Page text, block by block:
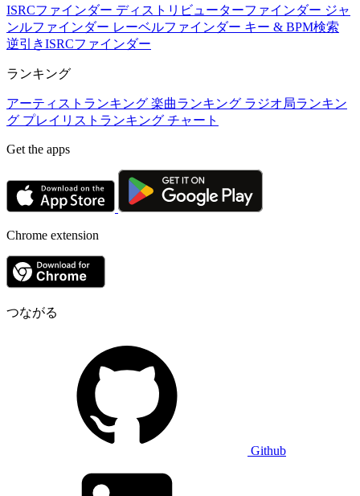
ISRCファインダー ディストリビューターファインダー ジャ
ンルファインダー レーベルファインダー キー & BPM検索
逆引きISRCファインダー
ランキング
アーティストランキング 楽曲ランキング ラジオ局ランキン
グ プレイリストランキング チャート
Get the apps
Chrome extension
つながる
Github